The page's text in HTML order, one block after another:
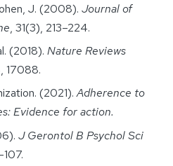
J. (2008). Journal of
, 31(3), 213–224.
(2018). Nature Reviews
17088.
(2021).Adherence to
Evidence for action.
J Gerontol B Psychol Sci